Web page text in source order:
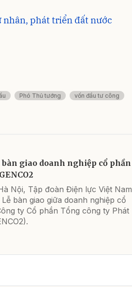
phát triển đất nước
Phó Thủ tướng
vốn đầu tư công
bàn giao doanh nghiệp cổ phần
Nội, Tập đoàn Điện lực Việt Nam
bàn giao giữa doanh nghiệp cổ
ty Cổ phần Tổng công ty Phát